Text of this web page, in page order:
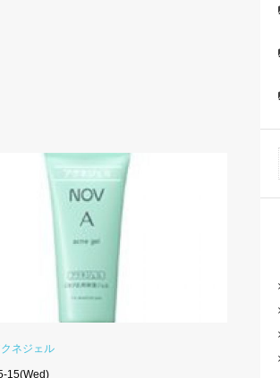
ネジェル
15(Wed)